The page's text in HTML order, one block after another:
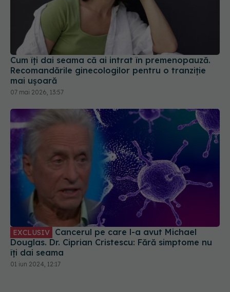
Cum îți dai seama că ai intrat în premenopauză.
Recomandările ginecologilor pentru o tranziție
mai ușoară
07 mai 2026, 13:57
EXCLUSIV
Douglas. Dr. Ciprian Cristescu: Fără simptome nu
îți dai seama
01 iun 2024, 12:17